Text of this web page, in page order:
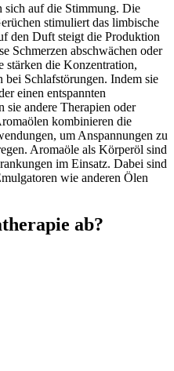
sich auf die Stimmung. Die
stimuliert das limbische
den Duft steigt die Produktion
Schmerzen abschwächen oder
stärken die Konzentration,
Schlafstörungen. Indem sie
einen entspannten
sie andere Therapien oder
kombinieren die
um Anspannungen zu
Aromaöle als Körperöl sind
im Einsatz. Dabei sind
wie anderen Ölen
ab?